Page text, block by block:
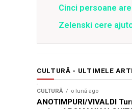
Cinci persoane
Zelenski cere
CULTURĂ - ULTIMELE
CULTURĂ o lună ago
ANOTIMPURI/VIVALDI